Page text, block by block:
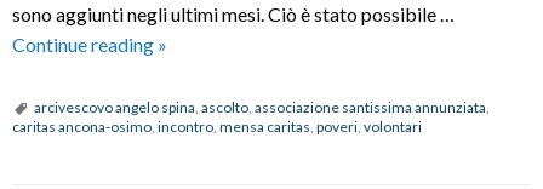
sono aggiunti negli ultimi mesi. Ciò è stato possibile …
Continue reading Nuova
Caritas,
Mons.
»
arcivescovo angelo spina ascolto associazione santissima annunziata
caritas ancona-osimo incontro mensa caritas poveri volontari